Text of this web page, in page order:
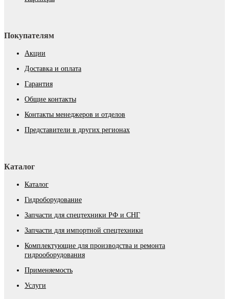
Покупателям
Акции
Доставка и оплата
Гарантия
Общие контакты
Контакты менеджеров и отделов
Представители в других регионах
Каталог
Каталог
Гидроборудование
Запчасти для спецтехники РФ и СНГ
Запчасти для импортной спецтехники
Комплектующие для производства и ремонта
гидрооборудования
Применяемость
Услуги